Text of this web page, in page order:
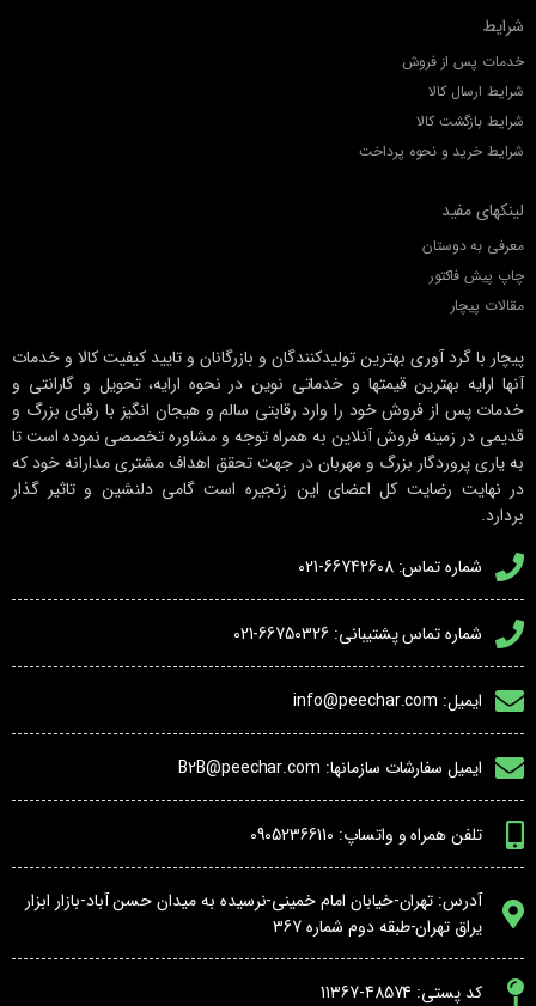
شرایط
خدمات پس از فروش
شرایط ارسال کالا
شرایط بازگشت کالا
شرایط خرید و نحوه پرداخت
لینکهای مفید
معرفی به دوستان
چاپ پیش فاکتور
مقالات پیچار
پیچار با گرد آوری بهترین تولیدکنندگان و بازرگانان و تایید کیفیت کالا و خدمات
آنها ارایه بهترین قیمتها و خدماتی نوین در نحوه ارایه، تحویل و گارانتی و
خدمات پس از فروش خود را وارد رقابتی سالم و هیجان انگیز با رقبای بزرگ و
قدیمی در زمینه فروش آنلاین به همراه توجه و مشاوره تخصصی نموده است تا
به یاری پروردگار بزرگ و مهربان در جهت تحقق اهداف مشتری مدارانه خود که
در نهایت رضایت کل اعضای این زنجیره است گامی دلنشین و تاثیر گذار
بردارد.
شماره تماس: 66742608-021
شماره تماس پشتیبانی: 66750326-021
ایمیل: info@peechar.com
ایمیل سفارشات سازمانها: B2B@peechar.com
تلفن همراه و واتساپ: 09052366110
آدرس: تهران-خیابان امام خمینی-نرسیده به میدان حسن آباد-بازار ابزار
یراق تهران-طبقه دوم شماره 367
کد پستی: 48574-11367